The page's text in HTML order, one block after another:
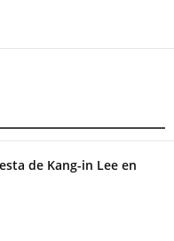
de Kang-in Lee en